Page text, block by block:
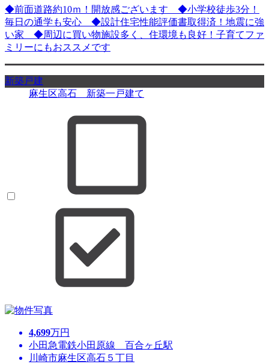
◆前面道路約10ｍ！開放感ございます ◆小学校徒歩3分！
毎日の通学も安心 ◆設計住宅性能評価書取得済！地震に強
い家 ◆周辺に買い物施設多く、住環境も良好！子育てファ
ミリーにもおススメです
新築戸建
麻生区高石 新築一戸建て
4,699万円
小田急電鉄小田原線 百合ヶ丘駅
川崎市麻生区高石５丁目